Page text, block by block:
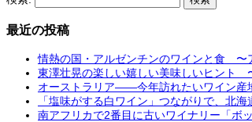
最近の投稿
情熱の国・アルゼンチンのワインと食 〜
東澤壮晃の楽しい嬉しい美味しいヒント
オーストラリア――今年訪れたいワイン産
「塩味がする白ワイン」つながりで、北
南アフリカで2番目に古いワイナリー「